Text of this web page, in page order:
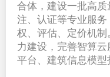
合体，建设一批高
注、认证等专业服
权、评估、定价机
力建设，完善智算
平台、建筑信息模型